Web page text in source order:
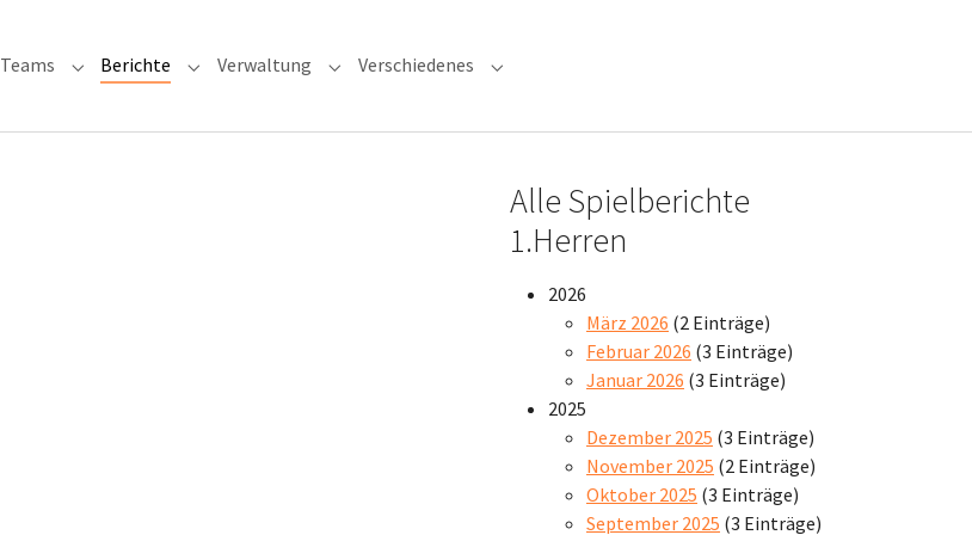
Teams Submenu for "Teams"
Berichte Submenu for "Berichte"
Verwaltung Submenu for "Verwaltung"
Verschiedenes Submenu for "Verschiedenes"
Alle Spielberichte
1.Herren
2026
März 2026 (2 Einträge)
Februar 2026 (3 Einträge)
Januar 2026 (3 Einträge)
2025
Dezember 2025 (3 Einträge)
November 2025 (2 Einträge)
Oktober 2025 (3 Einträge)
September 2025 (3 Einträge)